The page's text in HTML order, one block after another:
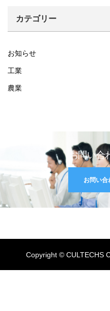
カテゴリー
お知らせ
工業
農業
お問い合
お問い合
Copyright © CULTECHS